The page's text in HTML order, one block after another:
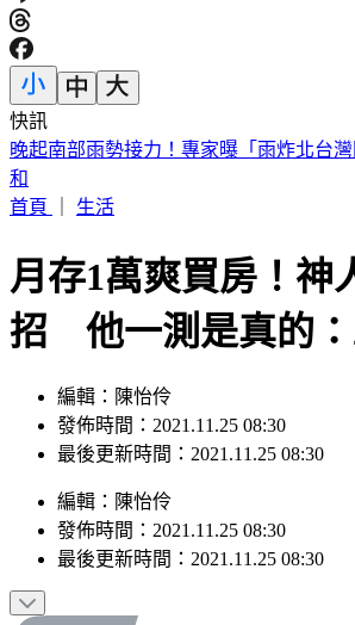
快訊
2026 SBS歌謠大戰SUMMER／最美小貓
禮服仙氣走藍毯
首頁
生活
月存1萬爽買房！神
招 他一測是真的：
編輯：陳怡伶
發佈時間：2021.11.25 08:30
最後更新時間：2021.11.25 08:30
編輯 ： 陳怡伶
發佈時間： 2021.11.25 08:30
最後更新時間： 2021.11.25 08:30